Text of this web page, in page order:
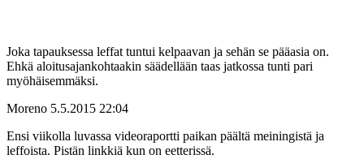
Joka tapauksessa leffat tuntui kelpaavan ja sehän se pääasia on.
Ehkä aloitusajankohtaakin säädellään taas jatkossa tunti pari
myöhäisemmäksi.
Moreno 5.5.2015 22:04
Ensi viikolla luvassa videoraportti paikan päältä meiningistä ja
leffoista. Pistän linkkiä kun on eetterissä.